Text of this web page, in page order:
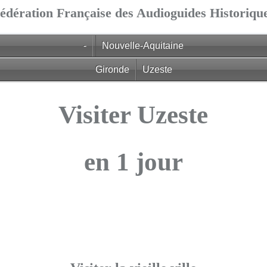
Française des Audioguides
- Nouvelle-Aquitaine
Gironde Uzeste
Visiter Uzeste
en 1 jour